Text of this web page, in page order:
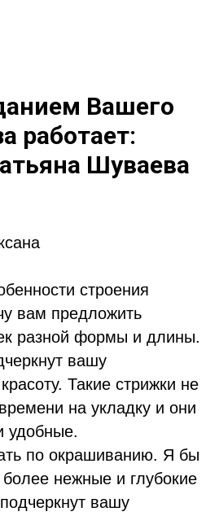
Вашего
работает:
Шуваева
строения
вам предложить
разной формы и длины.
вашу
Такие стрижки не
на укладку и они
удобные.
по окрашиванию. Я бы
нежные и глубокие
вашу